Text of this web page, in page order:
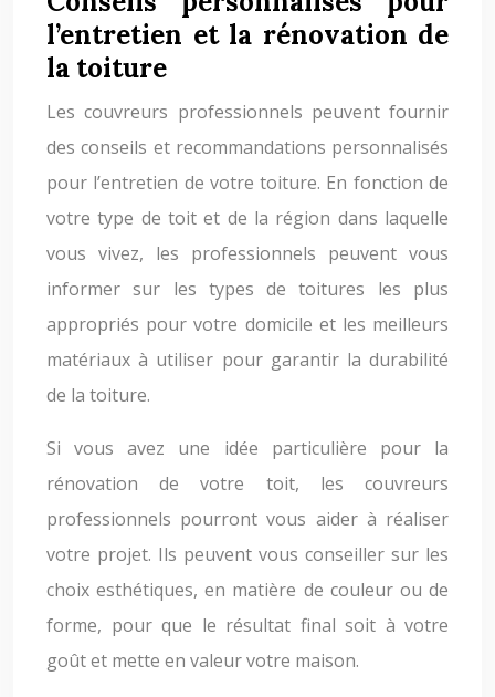
l’entretien et la rénovation de
la toiture
Les couvreurs professionnels peuvent fournir
des conseils et recommandations personnalisés
pour l’entretien de votre toiture. En fonction de
votre type de toit et de la région dans laquelle
vous vivez, les professionnels peuvent vous
informer sur les types de toitures les plus
appropriés pour votre domicile et les meilleurs
matériaux à utiliser pour garantir la durabilité
de la toiture.
Si vous avez une idée particulière pour la
rénovation de votre toit, les couvreurs
professionnels pourront vous aider à réaliser
votre projet. Ils peuvent vous conseiller sur les
choix esthétiques, en matière de couleur ou de
forme, pour que le résultat final soit à votre
goût et mette en valeur votre maison.